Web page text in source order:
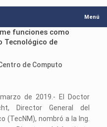
Menú
funciones como
Tecnológico de
de Computo
de 2019.- El Doctor
Director General del
(TecNM), nombró a la Ing.